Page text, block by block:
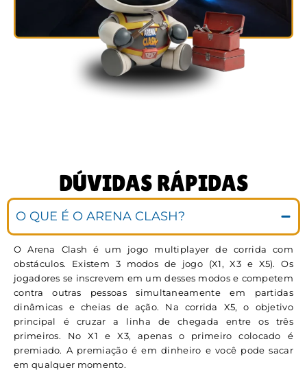
DÚVIDAS RÁPIDAS
O QUE É O ARENA CLASH?
O Arena Clash é um jogo multiplayer de corrida com
obstáculos. Existem 3 modos de jogo (X1, X3 e X5). Os
jogadores se inscrevem em um desses modos e competem
contra outras pessoas simultaneamente em partidas
dinâmicas e cheias de ação. Na corrida X5, o objetivo
principal é cruzar a linha de chegada entre os três
primeiros. No X1 e X3, apenas o primeiro colocado é
premiado. A premiação é em dinheiro e você pode sacar
em qualquer momento.